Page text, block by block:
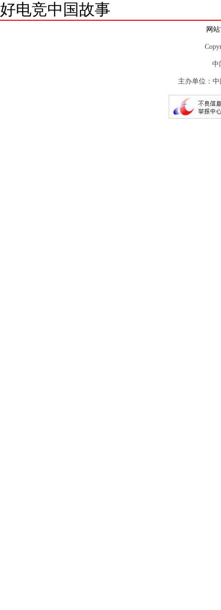
好电竞中国故事
网
中
主办单位：